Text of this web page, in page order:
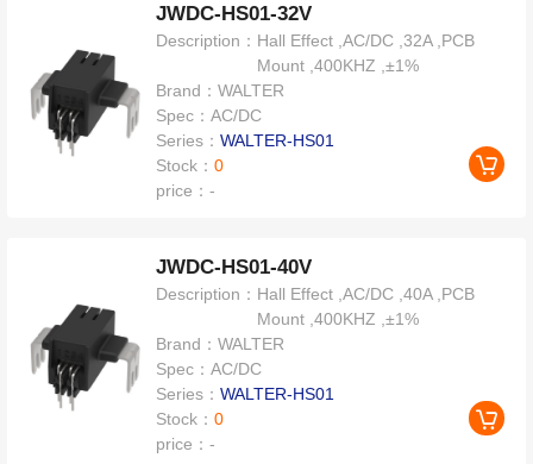
JWDC-HS01-32V
Description： Hall Effect ,AC/DC ,32A ,PCB
Mount ,400KHZ ,±1%
Brand：WALTER
Spec：AC/DC
Series：WALTER-HS01
Stock：0
price：-
JWDC-HS01-40V
Description： Hall Effect ,AC/DC ,40A ,PCB
Mount ,400KHZ ,±1%
Brand：WALTER
Spec：AC/DC
Series：WALTER-HS01
Stock：0
price：-